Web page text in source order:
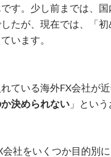
す。少し前までは、
たが、現在では、「
います。
ている海外FX会社が
決められない 」とい
社をいくつか目的別